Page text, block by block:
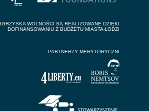
IGRZYSKA WOLNOŚCI SĄ REALIZOWANE DZIĘKI
DOFINANSOWANIU Z BUDŻETU MIASTA ŁODZI
PARTNERZY MERYTORYCZNI